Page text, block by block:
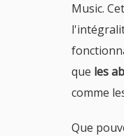
Music.
que les
comme
Que